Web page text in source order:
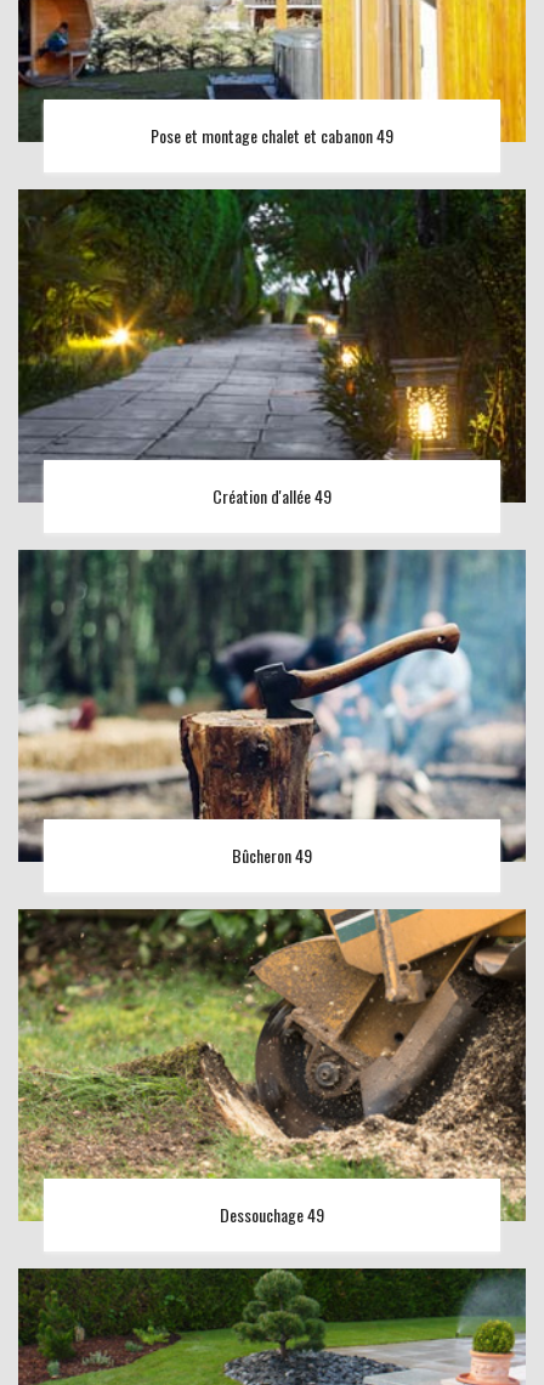
Pose et montage chalet et cabanon 49
Création d'allée 49
Bûcheron 49
Dessouchage 49